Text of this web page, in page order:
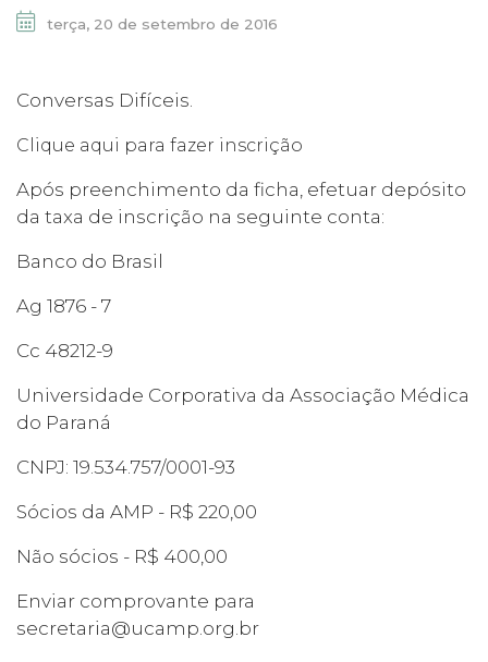
terça, 20 de setembro de 2016
Conversas Difíceis.
Clique aqui para fazer inscrição
Após preenchimento da ficha, efetuar depósito
da taxa de inscrição na seguinte conta:
Banco do Brasil
Ag 1876 - 7
Cc 48212-9
Universidade Corporativa da Associação Médica
do Paraná
CNPJ: 19.534.757/0001-93
Sócios da AMP - R$ 220,00
Não sócios - R$ 400,00
Enviar comprovante para
secretaria@ucamp.org.br